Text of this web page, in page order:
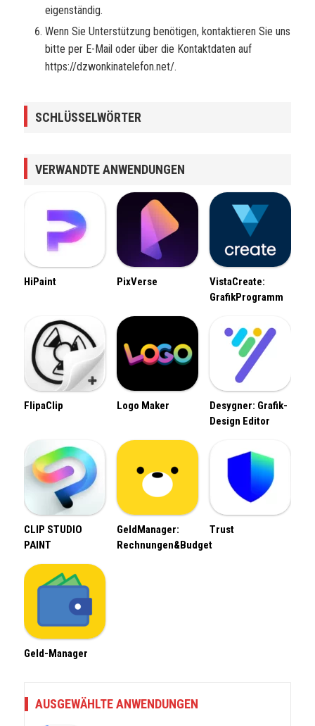
eigenständig.
Wenn Sie Unterstützung benötigen, kontaktieren Sie uns
bitte per E-Mail oder über die Kontaktdaten auf
https://dzwonkinatelefon.net/.
SCHLÜSSELWÖRTER
VERWANDTE ANWENDUNGEN
HiPaint PixVerse
VistaCreate:
GrafikProgramm
FlipaClip Logo Maker
Desygner: Grafik-
Design Editor
CLIP STUDIO
PAINT
GeldManager:
Rechnungen&Budget
Trust
Geld-Manager
AUSGEWÄHLTE ANWENDUNGEN